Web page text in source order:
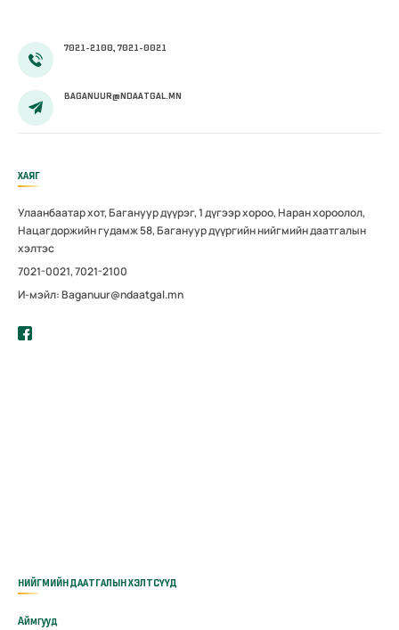
7021-2100, 7021-0021
BAGANUUR@NDAATGAL.MN
ХАЯГ
Улаанбаатар хот, Багануур дүүрэг, 1 дүгээр хороо, Наран хороолол,
Нацагдоржийн гудамж 58, Багануур дүүргийн нийгмийн даатгалын
хэлтэс
7021-0021, 7021-2100
И-мэйл: Baganuur@ndaatgal.mn
НИЙГМИЙН ДААТГАЛЫН ХЭЛТСҮҮД
Аймгууд